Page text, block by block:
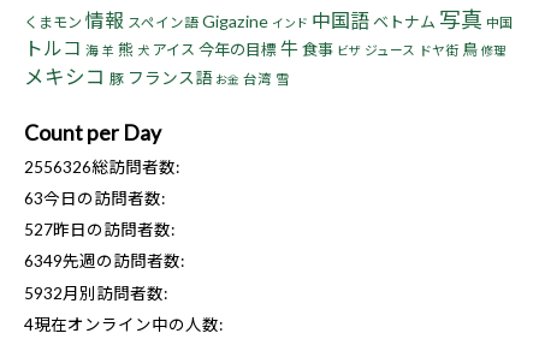
くまモン 情報 スペイン語 Gigazine インド 中国語 ベトナム 写真 中国
トルコ 海 羊 熊 犬 アイス 今年の目標牛食事 ビザ ジュース ドヤ街 鳥 修理
メキシコ 豚 フランス語 お金 台湾 雪
Count per Day
2556326総訪問者数:
63今日の訪問者数:
527昨日の訪問者数:
6349先週の訪問者数:
5932月別訪問者数:
4現在オンライン中の人数: